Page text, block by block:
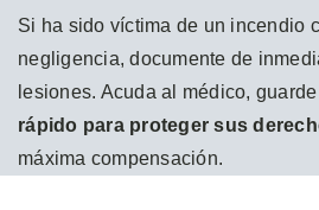
Si ha sido víctima de un incendio
negligencia, documente de
lesiones. Acuda al médico,
rápido para proteger sus
máxima compensación.